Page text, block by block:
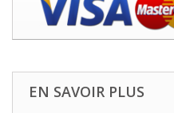
EN SAVOIR PLUS